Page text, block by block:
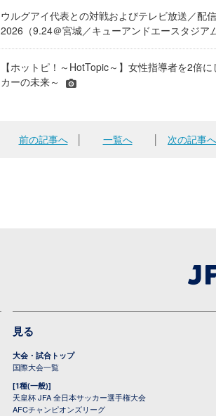
ウルグアイ代表との対戦およびテレビ放送／
2026（9.24＠宮城／キューアンドエースタジア
【ホットピ！～HotTopic～】女性指導者を2倍
カーの未来～
前の記事へ│ 一覧へ 次の記事へ
見る
大会・試合トップ
国際大会一覧
[1種(一般)]
天皇杯 JFA 全日本サッカー選手権大会
AFCチャンピオンズリーグ